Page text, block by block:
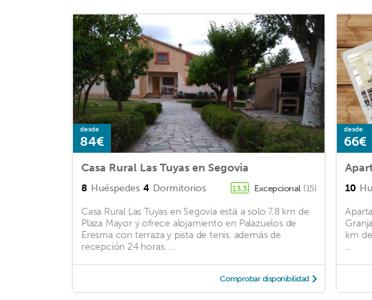
desde
84€
Casa Rural Las Tuyas en Segovia
8 Huéspedes 4 Dormitorios 13,3 Excepcional (15)
Casa Rural Las Tuyas en Segovia está a solo 7,8 km de
Plaza Mayor y ofrece alojamiento en Palazuelos de
Eresma con terraza y pista de tenis, además de
recepción 24 horas. ...
Comprobar disponibilidad
desde
66€
10
km
...